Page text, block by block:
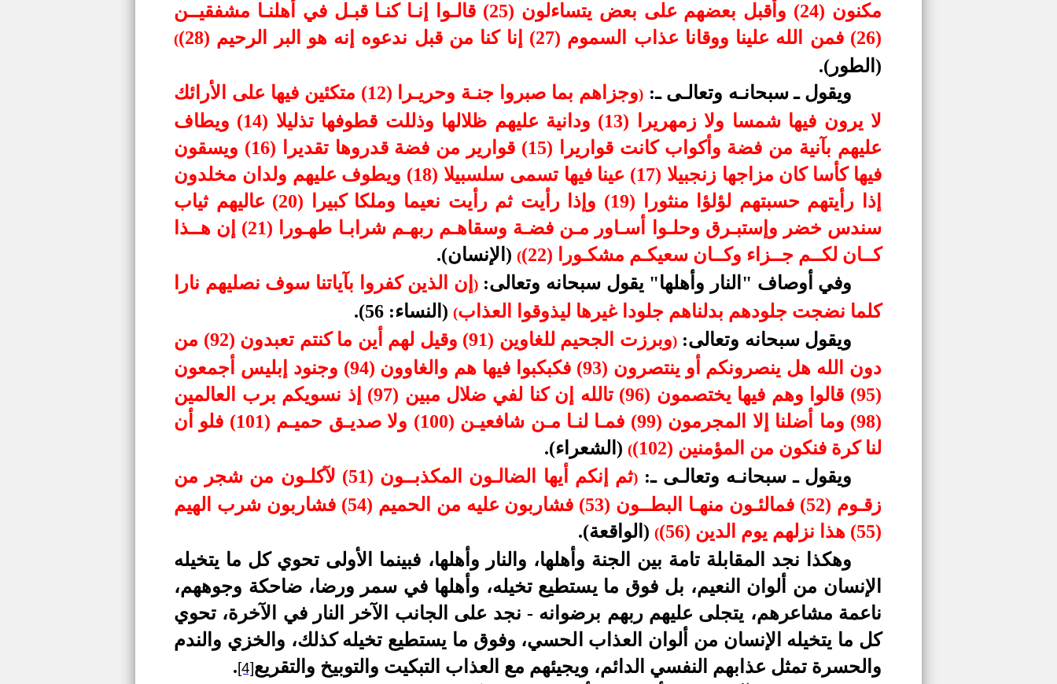
مكنون (24) وأقبل بعضهم على بعض يتساءلون (25) قالـوا إنـا كنـا قبـل في أهلنـا مشفقيــن
(26) فمن الله علينا ووقانا عذاب السموم (27) إنا كنا من قبل ندعوه إنه هو البر الرحيم (28)
(
(الطور).
ويقول ـ سبحانـه وتعالـى ـ:)
وجزاهم بما صبروا جنـة وحريـرا (12) متكئين فيها على الأرائك
لا يرون فيها شمسا ولا زمهريرا (13) ودانية عليهم ظلالها وذللت قطوفها تذليلا (14) ويطاف
عليهم بآنية من فضة وأكواب كانت قواريرا (15) قوارير من فضة قدروها تقديرا (16) ويسقون
فيها كأسا كان مزاجها زنجبيلا (17) عينا فيها تسمى سلسبيلا (18) ويطوف عليهم ولدان مخلدون
إذا رأيتهم حسبتهم لؤلؤا منثورا (19) وإذا رأيت ثم رأيت نعيما وملكا كبيرا (20) عاليهم ثياب
سندس خضر وإستبـرق وحلـوا أسـاور مـن فضـة وسقاهـم ربهـم شرابـا طهـورا (21) إن هــذا
كــان لكــم جــزاء وكــان سعيكـم مشكـورا (22)
( (الإنسان).
وفي أوصاف "النار وأهلها" يقول سبحانه وتعالى:) إن الذين كفروا بآياتنا سوف نصليهم نارا
كلما نضجت جلودهم بدلناهم جلودا غيرها ليذوقوا العذاب( (النساء: 56).
ويقول سبحانه وتعالى:)
وبرزت الجحيم للغاوين (91) وقيل لهم أين ما كنتم تعبدون (92) من
دون الله هل ينصرونكم أو ينتصرون (93) فكبكبوا فيها هم والغاوون (94) وجنود إبليس أجمعون
(95) قالوا وهم فيها يختصمون (96) تالله إن كنا لفي ضلال مبين (97) إذ نسويكم برب العالمين
(98) وما أضلنا إلا المجرمون (99) فمـا لنـا مـن شافعيـن (100) ولا صديـق حميـم (101) فلو أن
لنا كرة فنكون من المؤمنين (102)
( (الشعراء).
ويقول ـ سبحانـه وتعالـى ـ: )
ثم إنكم أيها الضالـون المكذبــون (51) لآكلـون من شجر من
زقـوم (52) فمالئـون منهـا البطــون (53) فشاربون عليه من الحميم (54) فشاربون شرب الهيم
(55) هذا نزلهم يوم الدين (56)
( (الواقعة).
وهكذا نجد المقابلة تامة بين الجنة وأهلها، والنار وأهلها، فبينما الأولى تحوي كل ما يتخيله
الإنسان من ألوان النعيم، بل فوق ما يستطيع تخيله، وأهلها في سمر ورضا، ضاحكة وجوههم،
ناعمة مشاعرهم، يتجلى عليهم ربهم برضوانه - نجد على الجانب الآخر النار في الآخرة، تحوي
كل ما يتخيله الإنسان من ألوان العذاب الحسي، وفوق ما يستطيع تخيله كذلك، والخزي والندم
والحسرة تمثل عذابهم النفسي الدائم، ويجيئهم مع العذاب التبكيت والتوبيخ والتقريع[4]
.